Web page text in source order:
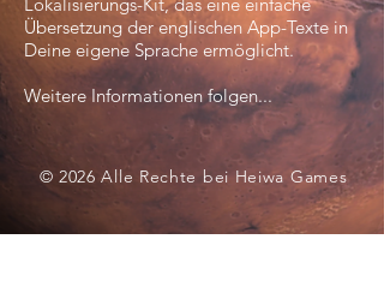
Übersetzung der englischen App-Texte in
Deine eigene Sprache ermöglicht.
Weitere Informationen folgen...
© 2026 Alle Rechte bei Heiwa Games